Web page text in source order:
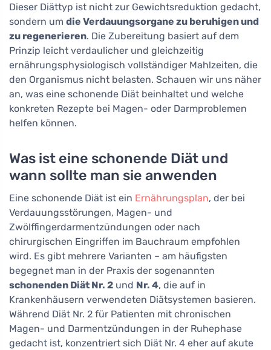
Dieser Diättyp ist nicht zur Gewichtsreduktion gedacht,
sondern um die Verdauungsorgane zu beruhigen und
zu regenerieren. Die Zubereitung basiert auf dem
Prinzip leicht verdaulicher und gleichzeitig
ernährungsphysiologisch vollständiger Mahlzeiten, die
den Organismus nicht belasten. Schauen wir uns näher
an, was eine schonende Diät beinhaltet und welche
konkreten Rezepte bei Magen- oder Darmproblemen
helfen können.
Was ist eine schonende Diät und
wann sollte man sie anwenden
Eine schonende Diät ist ein Ernährungsplan, der bei
Verdauungsstörungen, Magen- und
Zwölffingerdarmentzündungen oder nach
chirurgischen Eingriffen im Bauchraum empfohlen
wird. Es gibt mehrere Varianten – am häufigsten
begegnet man in der Praxis der sogenannten
schonenden Diät Nr. 2 und Nr. 4, die auf in
Krankenhäusern verwendeten Diätsystemen basieren.
Während Diät Nr. 2 für Patienten mit chronischen
Magen- und Darmentzündungen in der Ruhephase
gedacht ist, konzentriert sich Diät Nr. 4 eher auf akute